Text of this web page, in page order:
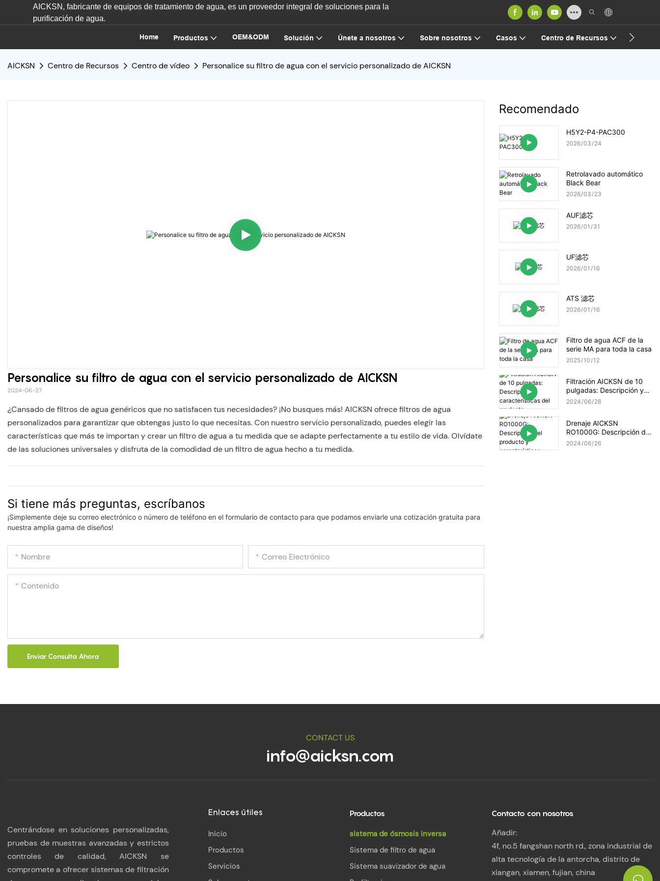
AICKSN, fabricante de equipos de tratamiento de agua, es un proveedor integral de soluciones para la
purificación de agua.
Home Productos OEM&ODM Solución Únete a nosotros Sobre nosotros Casos Centro de Recursos
AICKSN Centro de Recursos Centro de vídeo Personalice su filtro de agua con el servicio personalizado de AICKSN
Personalice su filtro de agua con el servicio personalizado de AICKSN
2024-06-27
¿Cansado de filtros de agua genéricos que no satisfacen tus necesidades? ¡No busques más! AICKSN ofrece filtros de agua
personalizados para garantizar que obtengas justo lo que necesitas. Con nuestro servicio personalizado, puedes elegir las
características que más te importan y crear un filtro de agua a tu medida que se adapte perfectamente a tu estilo de vida. Olvídate
de las soluciones universales y disfruta de la comodidad de un filtro de agua hecho a tu medida.
Si tiene más preguntas, escríbanos
¡Simplemente deje su correo electrónico o número de teléfono en el formulario de contacto para que podamos enviarle una cotización gratuita para
nuestra amplia gama de diseños!
Nombre Correo Electrónico
Contenido
Enviar Consulta Ahora
Recomendado
H5Y2-P4-PAC300
2026 03 24
Retrolavado automático
Black Bear
2026 03 23
AUF滤芯
2026 01 31
UF滤芯
2026 01 16
ATS 滤芯
2026 01 16
Filtro de agua ACF de la
serie MA para toda la casa
2025 10 12
Filtración AICKSN de 10
pulgadas: Descripción y
características del
2024 06 28
Drenaje AICKSN
RO1000G: Descripción del
producto y características
2024 06 26
CONTACT US
info@aicksn.com
Centrándose en soluciones personalizadas,
pruebas de muestras avanzadas y estrictos
controles de calidad, AICKSN se
compromete a ofrecer sistemas de filtración
Enlaces útiles
Inicio
Productos
Servicios
Productos
sistema de ósmosis inversa
Sistema de filtro de agua
Sistema suavizador de agua
Contacto con nosotros
Añadir:
4f, no.5 fangshan north rd., zona industrial de
alta tecnología de la antorcha, distrito de
xiangan, xiamen, fujian, china